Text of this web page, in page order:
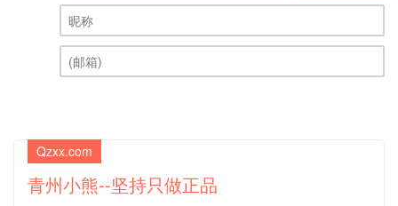
昵称 (必填)
Qzxx.com
青州小熊--坚持只做正品